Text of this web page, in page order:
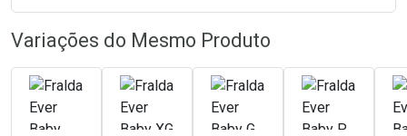
Variações do Mesmo Produto